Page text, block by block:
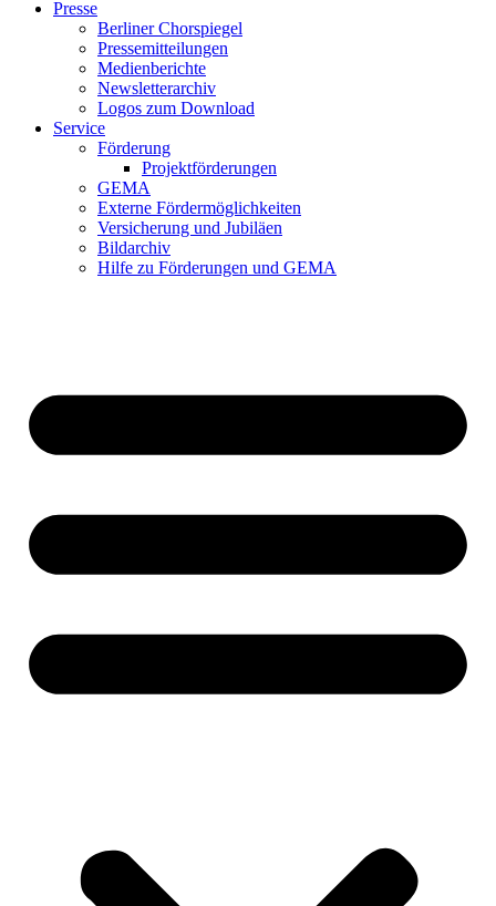
Presse
Berliner Chorspiegel
Pressemitteilungen
Medienberichte
Newsletterarchiv
Logos zum Download
Service
Förderung
Projektförderungen
GEMA
Externe Fördermöglichkeiten
Versicherung und Jubiläen
Bildarchiv
Hilfe zu Förderungen und GEMA